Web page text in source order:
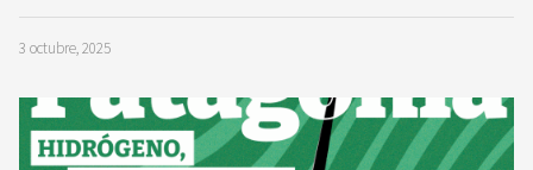
3 octubre, 2025